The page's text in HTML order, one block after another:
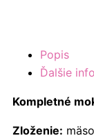
Popis
Ďalšie
Kompletné
Zloženie: